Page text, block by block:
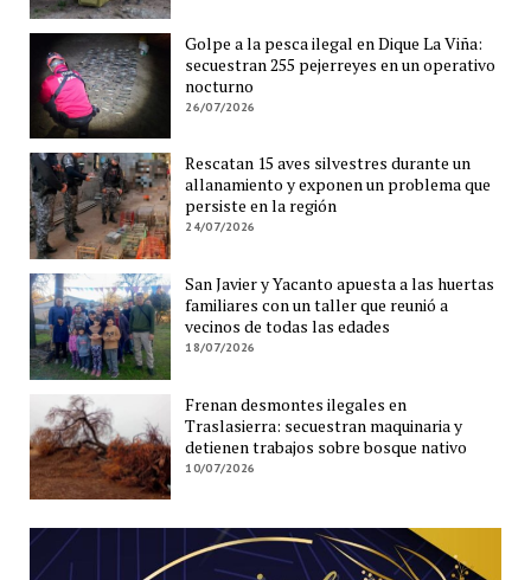
Golpe a la pesca ilegal en Dique La Viña:
secuestran 255 pejerreyes en un operativo
nocturno
26/07/2026
Rescatan 15 aves silvestres durante un
allanamiento y exponen un problema que
persiste en la región
24/07/2026
San Javier y Yacanto apuesta a las huertas
familiares con un taller que reunió a
vecinos de todas las edades
18/07/2026
Frenan desmontes ilegales en
Traslasierra: secuestran maquinaria y
detienen trabajos sobre bosque nativo
10/07/2026